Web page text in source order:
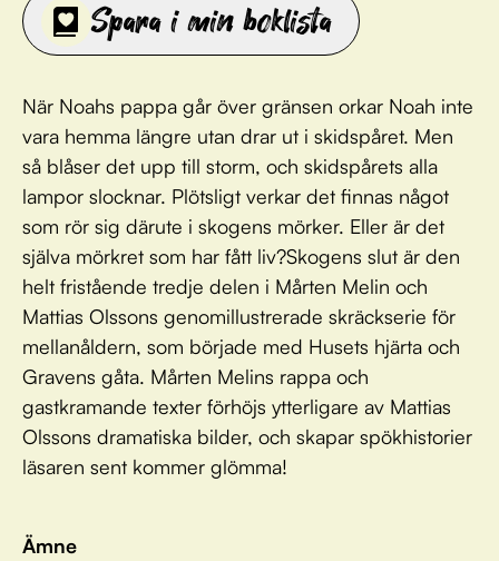
Spara i min boklista
När Noahs pappa går över gränsen orkar Noah inte
vara hemma längre utan drar ut i skidspåret. Men
så blåser det upp till storm, och skidspårets alla
lampor slocknar. Plötsligt verkar det finnas något
som rör sig därute i skogens mörker. Eller är det
själva mörkret som har fått liv?Skogens slut är den
helt fristående tredje delen i Mårten Melin och
Mattias Olssons genomillustrerade skräckserie för
mellanåldern, som började med Husets hjärta och
Gravens gåta. Mårten Melins rappa och
gastkramande texter förhöjs ytterligare av Mattias
Olssons dramatiska bilder, och skapar spökhistorier
läsaren sent kommer glömma!
Ämne